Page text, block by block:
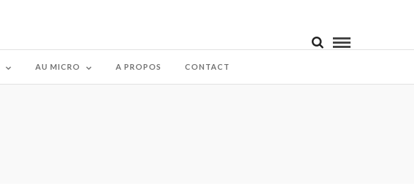
AU MICRO A PROPOS CONTACT